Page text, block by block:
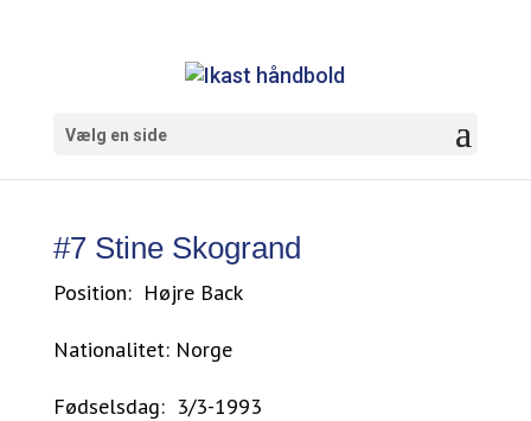
Vælg en side
#7 Stine Skogrand
Position: Højre Back
Nationalitet: Norge
Fødselsdag: 3/3-1993